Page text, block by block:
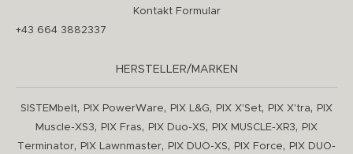
Kontakt Formular
+43 664 3882337
HERSTELLER/MARKEN
SISTEMbelt, PIX PowerWare, PIX L&G, PIX X'Set, PIX X'tra,
PIX
Muscle-XS3, PIX Fras, PIX Duo-XS, PIX MUSCLE-XR3,
PIX
Terminator, PIX Lawnmaster, PIX DUO-XS, PIX Force,
PIX DUO-